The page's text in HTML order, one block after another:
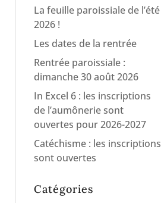
La feuille paroissiale de l’été
2026 !
Les dates de la rentrée
Rentrée paroissiale :
dimanche 30 août 2026
In Excel 6 : les inscriptions
de l’aumônerie sont
ouvertes pour 2026-2027
Catéchisme : les inscriptions
sont ouvertes
Catégories